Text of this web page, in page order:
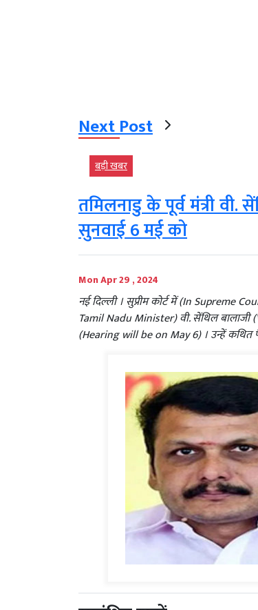
Next Post
बड़ी खबर
तमिलनाडु के पूर्व मंत्री वी.
सुनवाई 6 मई को
Mon Apr 29 , 2024
नई दिल्ली । सुप्रीम कोर्ट में (In Supreme
Tamil Nadu Minister) वी. सेंथिल बालाजी
(Hearing will be on May 6) । उन्हें